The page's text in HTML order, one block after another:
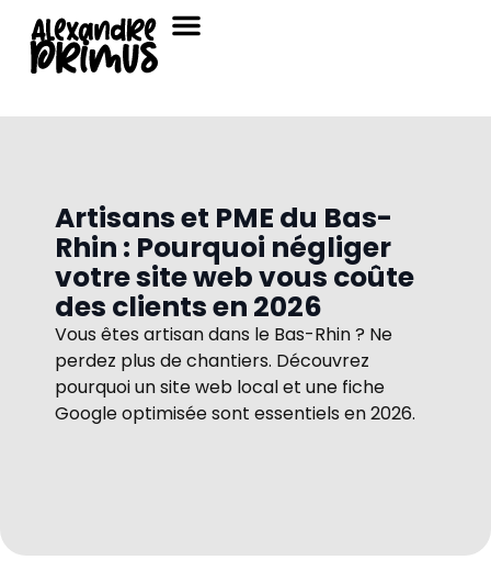
Artisans et PME du Bas-
Rhin : Pourquoi négliger
votre site web vous coûte
des clients en 2026
Vous êtes artisan dans le Bas-Rhin ? Ne
perdez plus de chantiers. Découvrez
pourquoi un site web local et une fiche
Google optimisée sont essentiels en 2026.